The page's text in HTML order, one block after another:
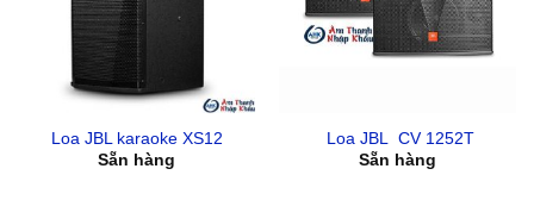
Loa JBL karaoke XS12
Sẵn hàng
Loa JBL CV 1252T
Sẵn hàng